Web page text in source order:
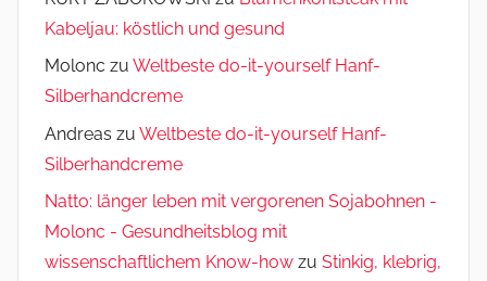
Kabeljau: köstlich und gesund
Molonc zu Weltbeste do-it-yourself Hanf-
Silberhandcreme
Andreas zu Weltbeste do-it-yourself Hanf-
Silberhandcreme
Natto: länger leben mit vergorenen Sojabohnen -
Molonc - Gesundheitsblog mit
wissenschaftlichem Know-how zu Stinkig, klebrig,